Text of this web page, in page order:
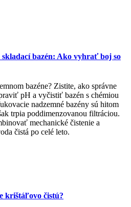
bazén: Ako vyhrať boj so
bazéne? Zistite, ako správne
pH a vyčistiť bazén s chémiou
nadzemné bazény sú hitom
trpia poddimenzovanou filtráciou.
mechanické čistenie a
čistá po celé leto.
krištáľovo čistú?